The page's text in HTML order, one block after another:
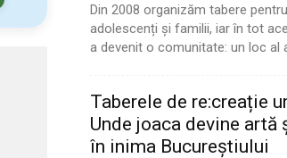
Din 2008 organizăm tabere
adolescenți și familii, iar în tot
a devenit o comunitate: un loc al
Taberele de re:creație
Unde joaca devine artă
în inima Bucureștiului